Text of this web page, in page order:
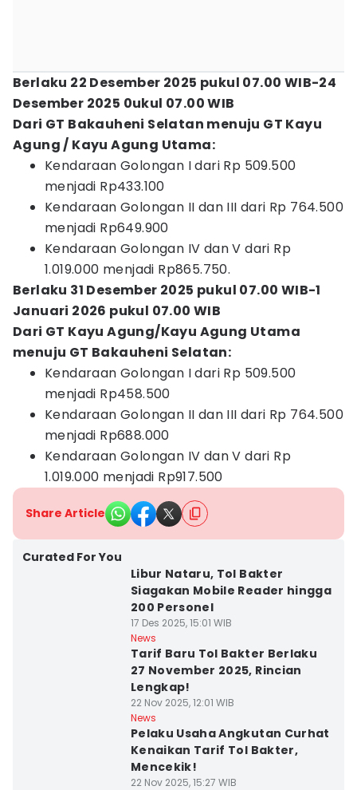
Berlaku 22 Desember 2025 pukul 07.00 WIB-24
Desember 2025 0ukul 07.00 WIB
Dari GT Bakauheni Selatan menuju GT Kayu
Agung / Kayu Agung Utama:
Kendaraan Golongan I dari Rp 509.500
menjadi Rp433.100
Kendaraan Golongan II dan III dari Rp 764.500
menjadi Rp649.900
Kendaraan Golongan IV dan V dari Rp
1.019.000 menjadi Rp865.750.
Berlaku 31 Desember 2025 pukul 07.00 WIB-1
Januari 2026 pukul 07.00 WIB
Dari GT Kayu Agung/Kayu Agung Utama
menuju GT Bakauheni Selatan:
Kendaraan Golongan I dari Rp 509.500
menjadi Rp458.500
Kendaraan Golongan II dan III dari Rp 764.500
menjadi Rp688.000
Kendaraan Golongan IV dan V dari Rp
1.019.000 menjadi Rp917.500
Share Article
Curated For You
Libur Nataru, Tol Bakter
Siagakan Mobile Reader hingga
200 Personel
17 Des 2025, 15:01 WIB
News
Tarif Baru Tol Bakter Berlaku
27 November 2025, Rincian
Lengkap!
22 Nov 2025, 12:01 WIB
News
Pelaku Usaha Angkutan Curhat
Kenaikan Tarif Tol Bakter,
Mencekik!
22 Nov 2025, 15:27 WIB